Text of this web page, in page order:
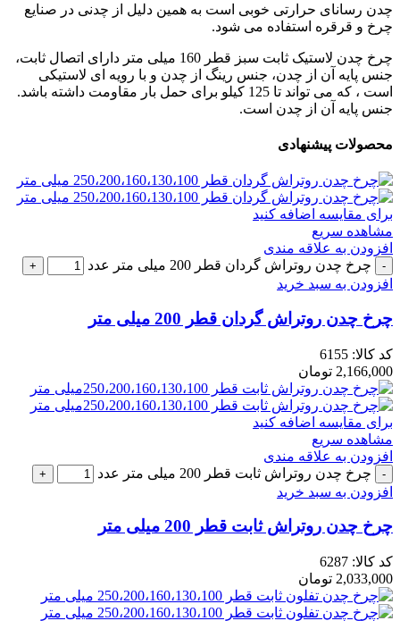
چدن رسانای حرارتی خوبی است به همین دلیل از چدنی در صنایع
چرخ و قرقره استفاده می شود.
چرخ چدن لاستیک ثابت سبز قطر 160 میلی متر دارای اتصال ثابت،
جنس پایه آن از چدن، جنس رینگ از چدن و با رویه ای لاستیکی
است ، که می تواند تا 125 کیلو برای حمل بار مقاومت داشته باشد.
جنس پایه آن از چدن است.
محصولات پیشنهادی
برای مقایسه اضافه کنید
مشاهده سریع
افزودن به علاقه مندی
چرخ چدن روتراش گردان قطر 200 میلی متر عدد
افزودن به سبد خرید
چرخ چدن روتراش گردان قطر 200 میلی متر
کد کالا: 6155
2,166,000 تومان
برای مقایسه اضافه کنید
مشاهده سریع
افزودن به علاقه مندی
چرخ چدن روتراش ثابت قطر 200 میلی متر عدد
افزودن به سبد خرید
چرخ چدن روتراش ثابت قطر 200 میلی متر
کد کالا: 6287
2,033,000 تومان